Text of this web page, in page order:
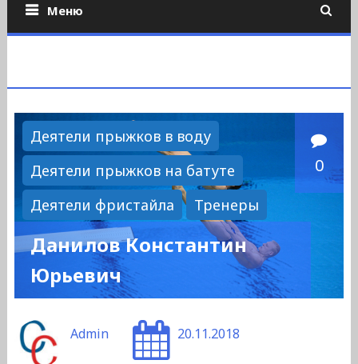
Меню
Деятели прыжков в воду
Деятели прыжков на батуте
Деятели фристайла
Тренеры
0
Данилов Константин
Юрьевич
Admin 20.11.2018